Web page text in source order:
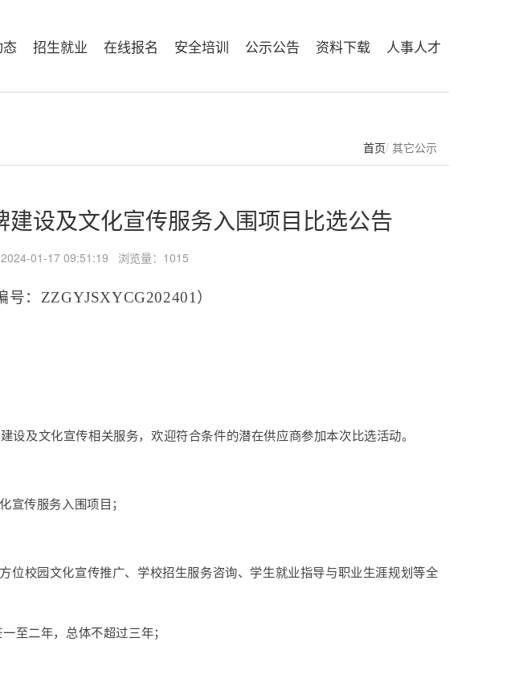
招生就业 在线报名 安全培训 公示公告 资料下载 人事人才
首页 其它公示
设及文化宣传服务入围项目比选公告
01-17 09:51:19 浏览量： 1015
号： ZZGYJSXYCG202401）
设及文化宣传相关服务，欢迎符合条件的潜在供应商参加本次比选活动。
宣传服务入围项目；
位校园文化宣传推广、学校招生服务咨询、学生就业指导与职业生涯规划等全
至二年，总体不超过三年；